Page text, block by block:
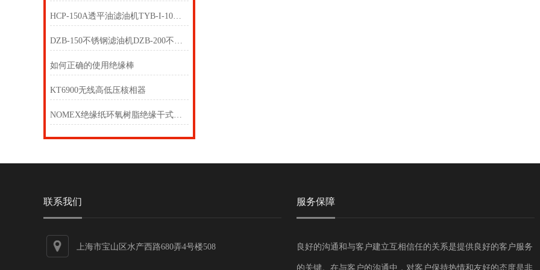
HCP-150A透平油滤油机TYB-I-10透平油滤油机
DZB-150不锈钢滤油机DZB-200不锈钢滤油机
如何正确的使用绝缘棒
KT6900无线高低压核相器
NOMEX绝缘纸环氧树脂绝缘干式变压器
联系我们
上海市宝山区水产西路680弄4号楼508
服务保障
良好的沟通和与客户建立互相信任的关系是提供良好的客户服务
的关键。在与客户的沟通中，对客户保持热情和友好的态度是非